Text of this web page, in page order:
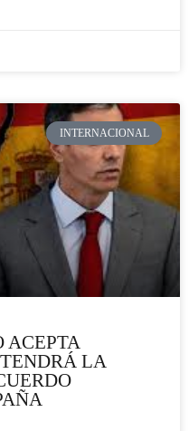
INTERNACIONAL
ACEPTA
LA